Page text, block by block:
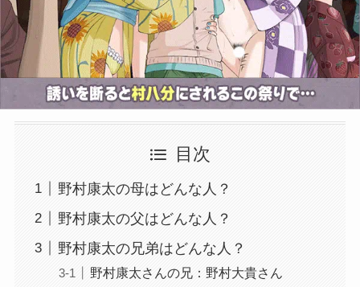
目次
野村康太の母はどんな人？
野村康太の父はどんな人？
野村康太の兄弟はどんな人？
野村康太さんの兄：野村大貴さん